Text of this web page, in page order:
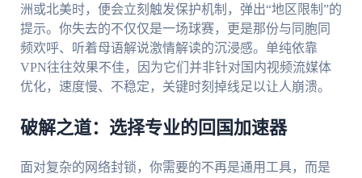
洲或北美时，便会立刻触发保护机制，弹出“地区限制”的
提示。你失去的不仅仅是一场球赛，更是那份与同胞同
频欢呼、听着母语解说激情解读的沉浸感。单纯依靠
VPN往往效果不佳，因为它们并非针对国内视频流媒体
优化，速度慢、不稳定，关键时刻掉线足以让人崩溃。
破解之道：选择专业的回国加速器
面对复杂的网络封锁，你需要的不再是通用工具，而是